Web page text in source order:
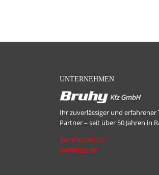
UNTERNEHMEN
Ihr zuverlässiger und erfahrener
Partner – seit über 50 Jahren in
DATENSCHUTZ
IMPRESSUM